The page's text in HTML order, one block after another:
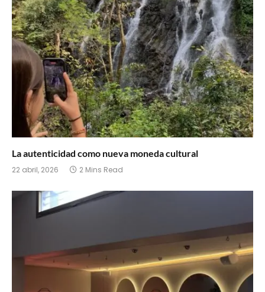
La autenticidad como nueva moneda cultural
22 abril, 2026 2 Mins Read